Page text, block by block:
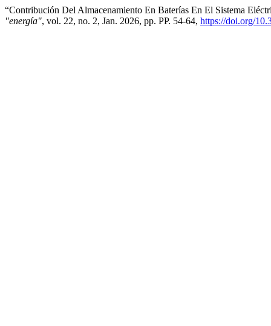
“Contribución Del Almacenamiento En Baterías En El Sistema
"energía", vol. 22, no. 2, Jan. 2026, pp. PP. 54-64, https://doi.org/